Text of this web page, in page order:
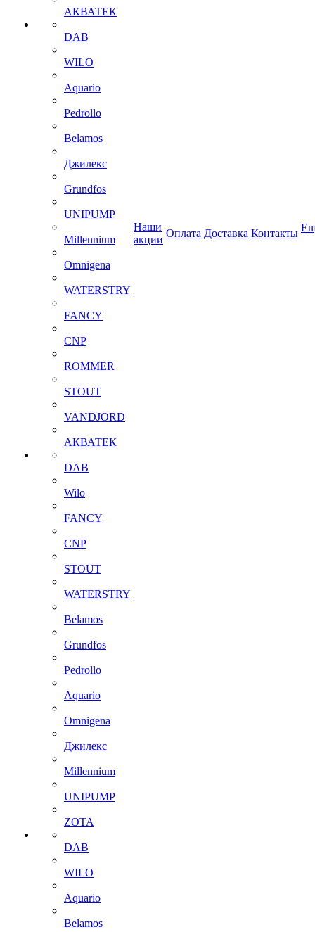
АКВАТЕК
DAB
WILO
Aquario
Pedrollo
Belamos
Джилекс
Grundfos
UNIPUMP
Millennium
Omnigena
WATERSTRY
FANCY
CNP
ROMMER
STOUT
VANDJORD
АКВАТЕК
DAB
Wilo
FANCY
CNP
STOUT
WATERSTRY
Belamos
Grundfos
Pedrollo
Aquario
Omnigena
Джилекс
Millennium
UNIPUMP
ZOTA
DAB
WILO
Aquario
Belamos
Наши
акции
Оплата Доставка Контакты